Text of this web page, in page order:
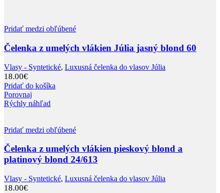
Pridať medzi obľúbené
Čelenka z umelých vlákien Júlia jasný blond 60
Vlasy - Syntetické, Luxusná čelenka do vlasov Júlia
18.00€
Pridať do košíka
Porovnaj
Rýchly náhľad
Pridať medzi obľúbené
Čelenka z umelých vlákien pieskový blond a
platinový blond 24/613
Vlasy - Syntetické, Luxusná čelenka do vlasov Júlia
18.00€